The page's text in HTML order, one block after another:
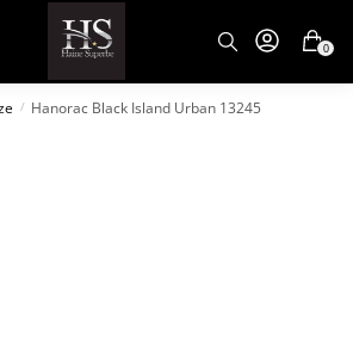
0
/ Hanorac Black Island Urban 13245